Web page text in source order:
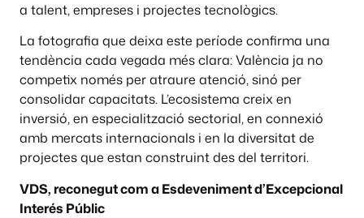
a talent, empreses i projectes tecnològics.
La fotografia que deixa este període confirma una
tendència cada vegada més clara: València ja no
competix només per atraure atenció, sinó per
consolidar capacitats. L’ecosistema creix en
inversió, en especialització sectorial, en connexió
amb mercats internacionals i en la diversitat de
projectes que estan construint des del territori.
VDS, reconegut com a Esdeveniment d’Excepcional
Interés Públic